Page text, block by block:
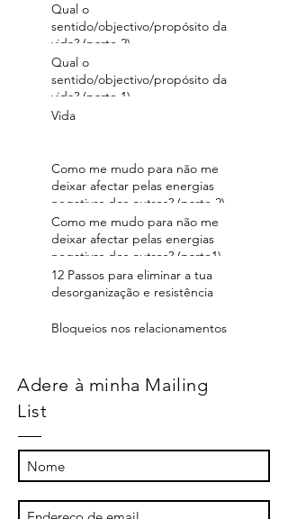
Qual o
sentido/objectivo/propósito da
vida? (parte 2)
Qual o
sentido/objectivo/propósito da
vida? (parte 1)
Vida
Como me mudo para não me
deixar afectar pelas energias
negativas dos outros? (parte 2)
Como me mudo para não me
deixar afectar pelas energias
negativas dos outros? (parte1)
12 Passos para eliminar a tua
desorganização e resistência
Bloqueios nos relacionamentos
Adere à minha Mailing
List